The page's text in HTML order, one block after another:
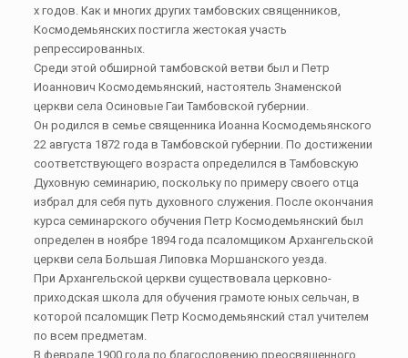
х годов. Как и многих других тамбовских священников,
Космодемьянских постигла жестокая участь
репрессированных.
Среди этой обширной тамбовской ветви был и Петр
Иоаннович Космодемьянский, настоятель Знаменской
церкви села Осиновые Гаи Тамбовской губернии.
Он родился в семье священника Иоанна Космодемьянского
22 августа 1872 года в Тамбовской губернии. По достижении
соответствующего возраста определился в Тамбовскую
Духовную семинарию, поскольку по примеру своего отца
избрал для себя путь духовного служения. После окончания
курса семинарского обучения Петр Космодемьянский был
определен в ноябре 1894 года псаломщиком Архангельской
церкви села Большая Липовка Моршанского уезда.
При Архангельской церкви существовала церковно-
приходская школа для обучения грамоте юных сельчан, в
которой псаломщик Петр Космодемьянский стал учителем
по всем предметам.
В феврале 1900 года по благословению преосвященного